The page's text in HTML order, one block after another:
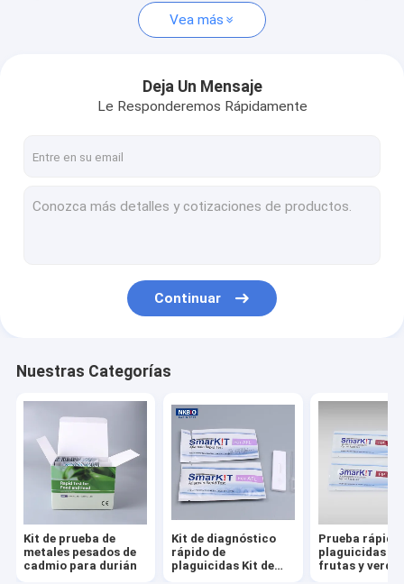
Kit de diagnóstico rápido de plaguicidas Kit de ensayo de
Kit de diagnóstico rápido de pesticidas
Kit de ensayo de flujo lateral rápido cuantitativo de
Kit de pruebas rápidas de aflatoxina y micotoxina total
Pruebas rápidas para camarones y mariscos
Kit de pruebas rápidas de miel
Kit de pruebas rápidas de leche
Kit de pruebas rápidas para carne y aves de corral
Vea más
Deja Un Mensaje
Le Responderemos Rápidamente
Continuar
Nuestras Categorías
Kit de prueba de
metales pesados de
cadmio para durián
Kit de diagnóstico
rápido de
plaguicidas Kit de
Prueba rápida
plaguicidas
frutas y